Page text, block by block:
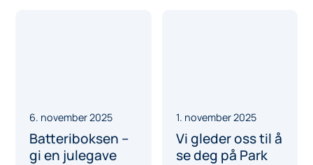
6. november 2025
Batteriboksen –
gi en julegave
1. november 2025
Vi gleder oss til å
se deg på Park